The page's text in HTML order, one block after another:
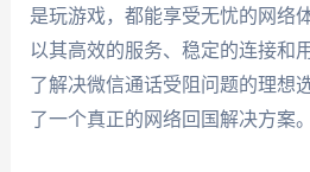
是玩游戏，都能享受无忧的网络
以其高效的服务、稳定的连接和
了解决微信通话受阻问题的理想
了一个真正的网络回国解决方案。